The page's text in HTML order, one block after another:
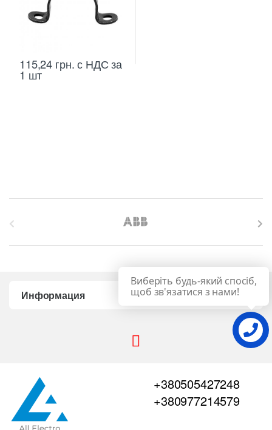
115,24 грн.с НДС за
1 шт
Информация
+380505427248
+380977214579
Виберіть будь-який спосіб,
щоб зв'язатися з нами!